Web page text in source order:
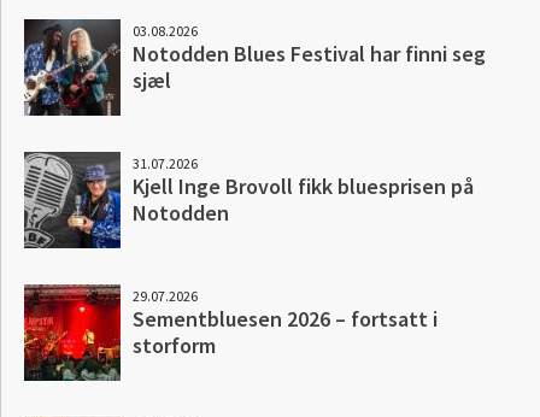
03.08.2026
Notodden Blues Festival har finni seg
sjæl
31.07.2026
Kjell Inge Brovoll fikk bluesprisen på
Notodden
29.07.2026
Sementbluesen 2026 – fortsatt i
storform